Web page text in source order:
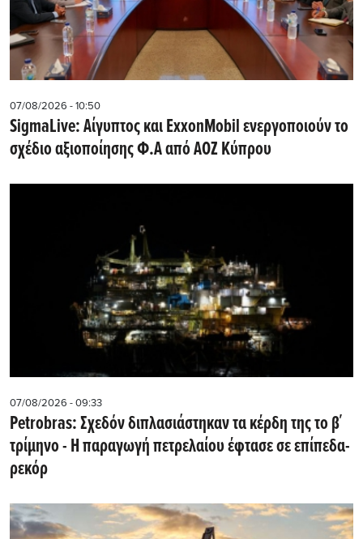
07/08/2026 - 10:50
SigmaLive: Αίγυπτος και ExxonMobil ενεργοποιούν το
σχέδιο αξιοποίησης Φ.Α από ΑΟΖ Κύπρου
07/08/2026 - 09:33
Petrobras: Σχεδόν διπλασιάστηκαν τα κέρδη της το β΄
τρίμηνο - Η παραγωγή πετρελαίου έφτασε σε επίπεδα-
ρεκόρ